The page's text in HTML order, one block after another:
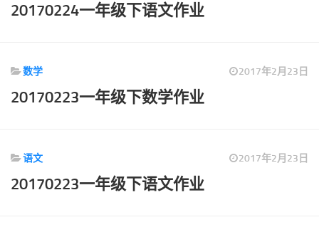
20170224一年级下语文作业
数学 2017年2月23日
20170223一年级下数学作业
语文 2017年2月23日
20170223一年级下语文作业